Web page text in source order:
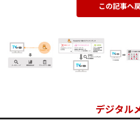
この記事へ
デジタル